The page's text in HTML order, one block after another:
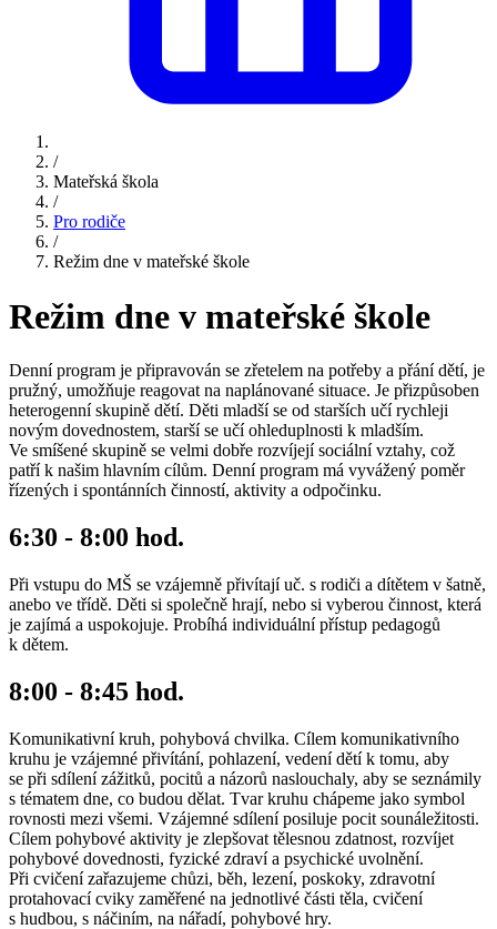
/
Mateřská škola
/
Pro rodiče
/
Režim dne v mateřské škole
Režim dne v mateřské škole
Denní program je připravován se zřetelem na potřeby a přání dětí, je
pružný, umožňuje reagovat na naplánované situace. Je přizpůsoben
heterogenní skupině dětí. Děti mladší se od starších učí rychleji
novým dovednostem, starší se učí ohleduplnosti k mladším.
Ve smíšené skupině se velmi dobře rozvíjejí sociální vztahy, což
patří k našim hlavním cílům. Denní program má vyvážený poměr
řízených i spontánních činností, aktivity a odpočinku.
6:30 - 8:00 hod.
Při vstupu do MŠ se vzájemně přivítají uč. s rodiči a dítětem v šatně,
anebo ve třídě. Děti si společně hrají, nebo si vyberou činnost, která
je zajímá a uspokojuje. Probíhá individuální přístup pedagogů
k dětem.
8:00 - 8:45 hod.
Komunikativní kruh, pohybová chvilka. Cílem komunikativního
kruhu je vzájemné přivítání, pohlazení, vedení dětí k tomu, aby
se při sdílení zážitků, pocitů a názorů naslouchaly, aby se seznámily
s tématem dne, co budou dělat. Tvar kruhu chápeme jako symbol
rovnosti mezi všemi. Vzájemné sdílení posiluje pocit sounáležitosti.
Cílem pohybové aktivity je zlepšovat tělesnou zdatnost, rozvíjet
pohybové dovednosti, fyzické zdraví a psychické uvolnění.
Při cvičení zařazujeme chůzi, běh, lezení, poskoky, zdravotní
protahovací cviky zaměřené na jednotlivé části těla, cvičení
s hudbou, s náčiním, na nářadí, pohybové hry.